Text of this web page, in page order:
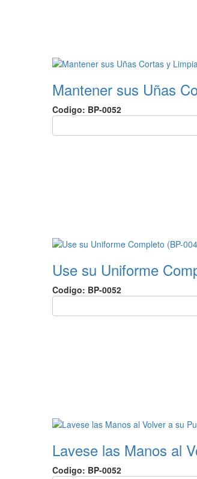
Mantener sus Uñas
Codigo: BP-0052
Use su Uniforme
Codigo: BP-0052
Lavese las Manos al
Codigo: BP-0052